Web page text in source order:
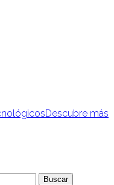
Descubre más
Buscar